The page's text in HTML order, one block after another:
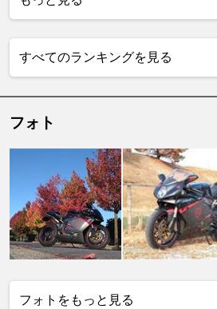
すべてのランキングを見る
フォト
フォトをもっと見る